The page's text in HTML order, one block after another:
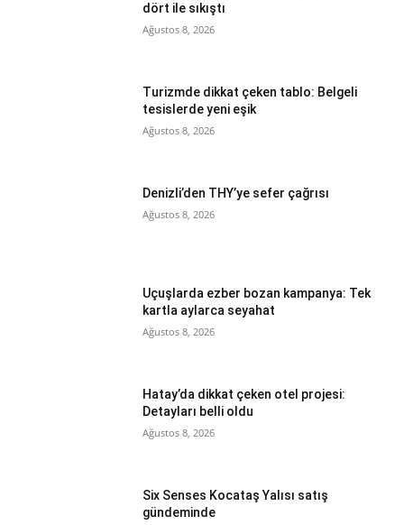
dört ile sıkıştı
Ağustos 8, 2026
Turizmde dikkat çeken tablo: Belgeli
tesislerde yeni eşik
Ağustos 8, 2026
Denizli’den THY’ye sefer çağrısı
Ağustos 8, 2026
Uçuşlarda ezber bozan kampanya: Tek
kartla aylarca seyahat
Ağustos 8, 2026
Hatay’da dikkat çeken otel projesi:
Detayları belli oldu
Ağustos 8, 2026
Six Senses Kocataş Yalısı satış
gündeminde